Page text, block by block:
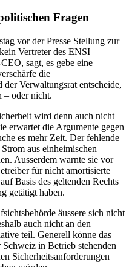
Fragen
vor der Presse Stellung zur
Vertreter des ENSI
sagt, es gebe eine
die
der Verwaltungsrat entscheide,
– oder nicht.
wird denn auch nicht
erwartet die Argumente gegen
es mehr Zeit. Der fehlende
aus einheimischen
Ausserdem warnte sie vor
für nicht amortisierte
Basis des geltenden Rechts
getätigt haben.
äussere sich nicht
auch nicht an den
teil. Generell könne das
in Betrieb stehenden
Sicherheitsanforderungen